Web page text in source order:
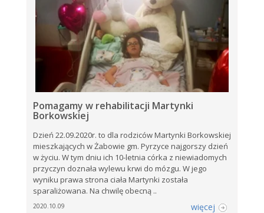
Pomagamy w rehabilitacji Martynki
Borkowskiej
Dzień 22.09.2020r. to dla rodziców Martynki Borkowskiej
mieszkających w Żabowie gm. Pyrzyce najgorszy dzień
w życiu. W tym dniu ich 10-letnia córka z niewiadomych
przyczyn doznała wylewu krwi do mózgu. W jego
wyniku prawa strona ciała Martynki została
sparaliżowana. Na chwilę obecną ..
2020.10.09 więcej